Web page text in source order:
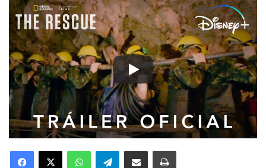
Facebook
X WhatsAppTelegramCompartir por correo electrónicoImprimir